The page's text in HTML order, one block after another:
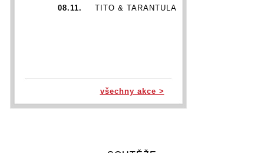
08.11.
TITO & TARANTULA
všechny akce >